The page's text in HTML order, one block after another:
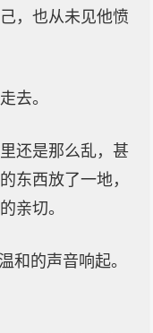
，也从未见他愤
去。
还是那么乱，甚
东西放了一地，
亲切。
和的声音响起。